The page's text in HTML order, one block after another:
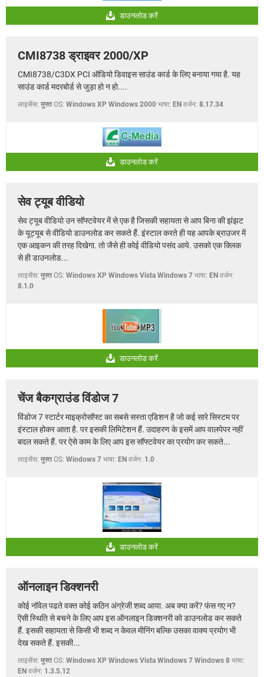
डाउनलोड करें
CMI8738 ड्राइवर 2000/XP
CMI8738/C3DX PCI ऑडियो डिवाइस साउंड कार्ड के लिए बनाया गया है. यह
साउंड कार्ड मदरबोर्ड से जुड़ा हो न हो....
लाइसेंस: मुफ्त OS: Windows XP Windows 2000 भाषा: EN वर्जन: 8.17.34
डाउनलोड करें
सेव ट्यूब वीडियो
सेव ट्यूब वीडियो उन सॉफ्टवेयर में से एक है जिसकी सहायता से आप बिना की झंझट
के यूट्यूब से वीडियो डाउनलोड कर सकते हैं. इंस्टाल करते ही यह आपके ब्राउजर में
एक आइकन की तरह दिखेगा. तो जैसे ही कोई वीडियो पसंद आये. उसको एक क्लिक
से ही डाउनलोड...
लाइसेंस: मुफ्त OS: Windows XP Windows Vista Windows 7 भाषा: EN वर्जन:
8.1.0
डाउनलोड करें
चेंज बैकग्राउंड विंडोज 7
विंडोज 7 स्टार्टर माइक्रोसॉफ्ट का सबसे सस्ता एडिशन है जो कई सारे सिस्टम पर
इंस्टाल होकर आता है. पर इसकी लिमिटेशन हैं. उदाहरण के इसमें आप वालपेपर नहीं
बदल सकते हैं. पर ऐसे काम के लिए आप इस सॉफ्टवेयर का प्रयोग कर सकते...
लाइसेंस: मुफ्त OS: Windows 7 भाषा: EN वर्जन: 1.0
डाउनलोड करें
ऑनलाइन डिक्शनरी
कोई नॉवेल पढते वक्त कोई कठिन अंग्रेजी शब्द आया. अब क्या करें? फंस गए न?
ऎसी स्थिति से बचने के लिए आप इस ऑनलाइन डिक्शनरी को डाउनलोड कर सकते
हैं. इसकी सहायता से किसी भी शब्द न केवल मीनिंग बल्कि उसका वाक्य प्रयोग भी
देख सकते हैं. इसकी...
लाइसेंस: मुफ्त OS: Windows XP Windows Vista Windows 7 Windows 8 भाषा:
EN वर्जन: 1.3.5.12